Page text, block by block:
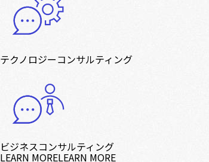
テクノロジーコンサルティング
ビジネスコンサルティング
LEARN MORELEARN MORE